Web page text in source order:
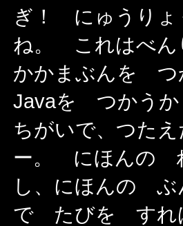
ぎ！ にゅうり
ね。 これはべん
かかまぶんを
Javaを つかう
ちがいで、つた
ー。 にほんの
し、にほんの
で たびを すれ